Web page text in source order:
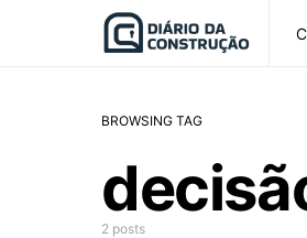
BROWSING TAG
2 posts